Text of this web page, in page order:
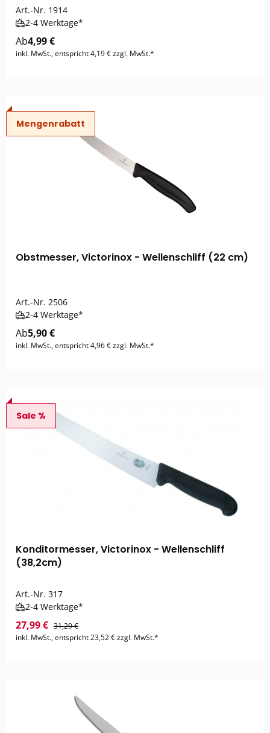
Art.-Nr. 1914
2-4 Werktage*
Ab4,99 €
inkl. MwSt., entspricht 4,19 € zzgl. MwSt.*
Mengenrabatt
Obstmesser, Victorinox - Wellenschliff (22 cm)
Art.-Nr. 2506
2-4 Werktage*
Ab5,90 €
inkl. MwSt., entspricht 4,96 € zzgl. MwSt.*
Sale %
Konditormesser, Victorinox - Wellenschliff
(38,2cm)
Art.-Nr. 317
2-4 Werktage*
27,99 € 31,29 €
inkl. MwSt., entspricht 23,52 € zzgl. MwSt.*